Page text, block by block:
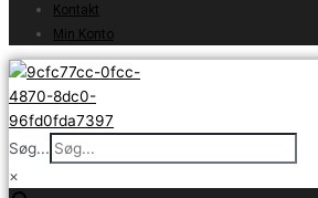
Kontakt
Min Konto
Søg...
×